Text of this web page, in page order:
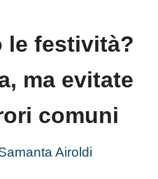
le festività?
ma evitate
comuni
Airoldi